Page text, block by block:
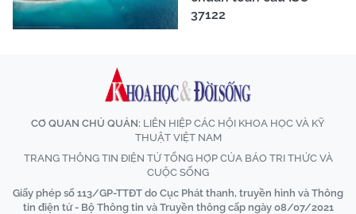
37122
CƠ QUAN CHỦ QUẢN: LIÊN HIỆP CÁC HỘI KHOA HỌC VÀ KỸ
THUẬT VIỆT NAM
TRANG THÔNG TIN ĐIỆN TỬ TỔNG HỢP CỦA BÁO TRI THỨC VÀ
CUỘC SỐNG
Giấy phép số 113/GP-TTĐT do Cục Phát thanh, truyền hình và Thông
tin điện tử - Bộ Thông tin và Truyền thông cấp ngày 08/07/2021